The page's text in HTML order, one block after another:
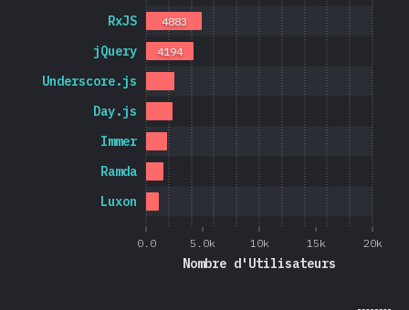
0.0 5.0k 10k 15k 20k
Nombre d'Utilisateurs
Luxon
Ramda
Immer
Day.js
Underscore.js
jQuery
RxJS
4194
4883